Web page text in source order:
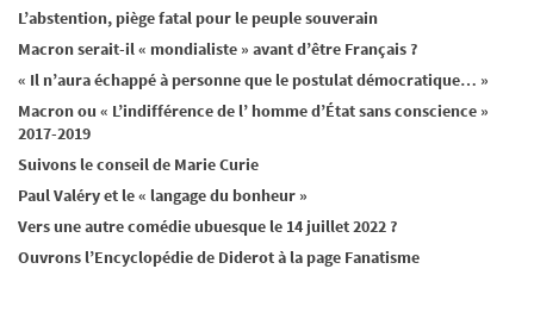
L’abstention, piège fatal pour le peuple souverain
Macron serait-il « mondialiste » avant d’être Français ?
« Il n’aura échappé à personne que le postulat démocratique… »
Macron ou « L’indifférence de l’ homme d’État sans conscience »
2017-2019
Suivons le conseil de Marie Curie
Paul Valéry et le « langage du bonheur »
Vers une autre comédie ubuesque le 14 juillet 2022 ?
Ouvrons l’Encyclopédie de Diderot à la page Fanatisme